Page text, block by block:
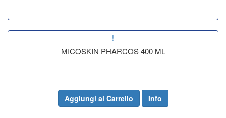
!
MICOSKIN PHARCOS 400 ML
Aggiungi al Carrello Info